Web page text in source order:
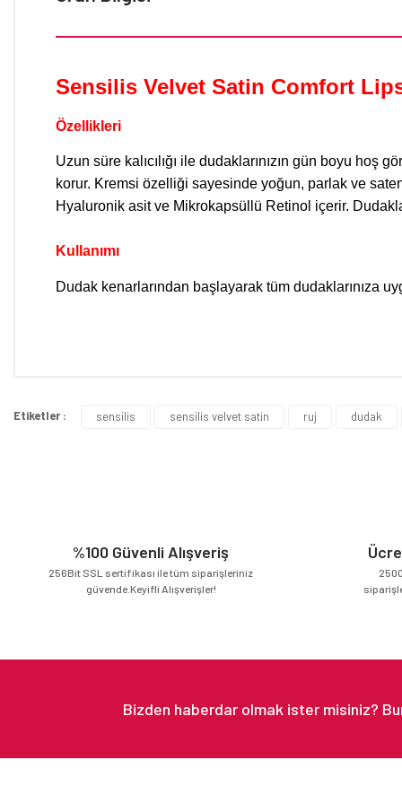
Sensilis Velvet Satin Comfort
Özellikleri
Uzun süre kalıcılığı ile dudaklarınızın gün boyu
korur. Kremsi özelliği sayesinde yoğun, parlak ve
Hyaluronik asit ve Mikrokapsüllü Retinol içerir.
Kullanımı
Dudak kenarlarından başlayarak tüm dudaklarınıza
Etiketler : sensilis sensilis velvet satin ruj dudak
%100 Güvenli Alışveriş
256Bit SSL sertifikası ile tüm siparişleriniz
güvende.Keyifli Alışverişler!